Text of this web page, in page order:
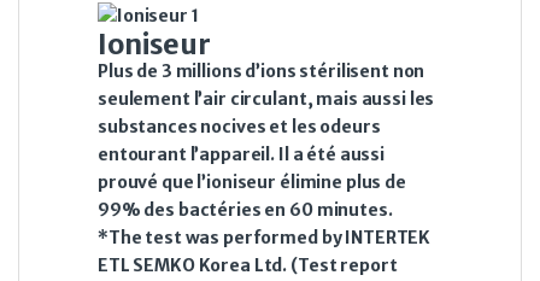
Ioniseur
Plus de 3 millions d’ions stérilisent non
seulement l’air circulant, mais aussi les
substances nocives et les odeurs
entourant l’appareil. Il a été aussi
prouvé que l’ioniseur élimine plus de
99% des bactéries en 60 minutes.
*The test was performed by INTERTEK
ETL SEMKO Korea Ltd. (Test report